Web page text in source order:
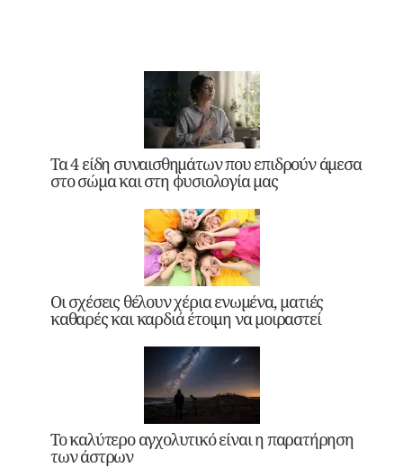
Τα 4 είδη συναισθημάτων που επιδρούν άμεσα
στο σώμα και στη φυσιολογία μας
Οι σχέσεις θέλουν χέρια ενωμένα, ματιές
καθαρές και καρδιά έτοιμη να μοιραστεί
Το καλύτερο αγχολυτικό είναι η παρατήρηση
των άστρων